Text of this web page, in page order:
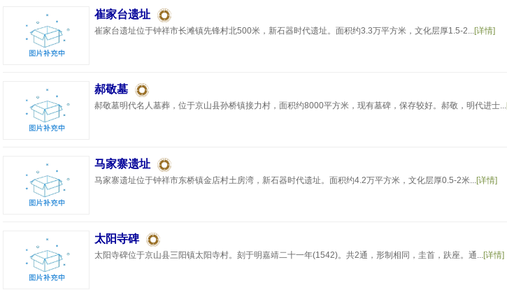
崔家台遗址
崔家台遗址位于钟祥市长滩镇先锋村北500米，新石器时代遗址。面积约3.3万平方米，文化层厚1.5-2...[详情]
郝敬墓
郝敬墓明代名人墓葬，位于京山县孙桥镇接力村，面积约8000平方米，现有墓碑，保存较好。郝敬，明代进士...
马家寨遗址
马家寨遗址位于钟祥市东桥镇金店村土房湾，新石器时代遗址。面积约4.2万平方米，文化层厚0.5-2米...[详情]
太阳寺碑
太阳寺碑位于京山县三阳镇太阳寺村。刻于明嘉靖二十一年(1542)。共2通，形制相同，圭首，趺座。通...[详情]